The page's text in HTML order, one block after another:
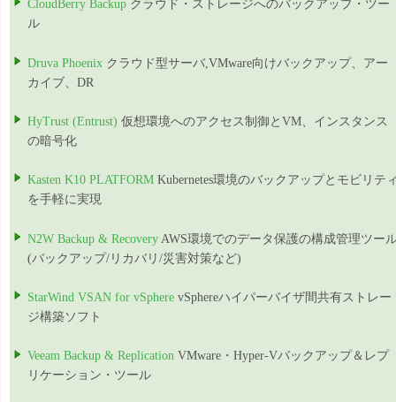
CloudBerry Backup クラウド・ストレージへのバックアップ・ツー
ル
Druva Phoenix クラウド型サーバ,VMware向けバックアップ、アー
カイブ、DR
HyTrust (Entrust) 仮想環境へのアクセス制御とVM、インスタンス
の暗号化
Kasten K10 PLATFORM Kubernetes環境のバックアップとモビリテ
を手軽に実現
N2W Backup & Recovery AWS環境でのデータ保護の構成管理ツー
(バックアップ/リカバリ/災害対策など)
StarWind VSAN for vSphere vSphereハイパーバイザ間共有ストレー
ジ構築ソフト
Veeam Backup & Replication VMware・Hyper-Vバックアップ＆レプ
リケーション・ツール